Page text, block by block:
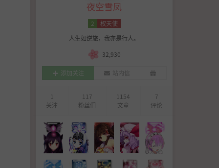
夜空雪凤
2
权天使
人生如逆旅，我亦是行人。
32,930
添加关注 站内信
1
关注
117
粉丝们
1154
文章
7
评论